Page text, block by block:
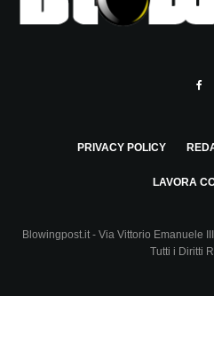
PRIVACY POLICY
LAVORA
Blowingpost.it - Via Vittorio Emanuele
Tutti i Diritti